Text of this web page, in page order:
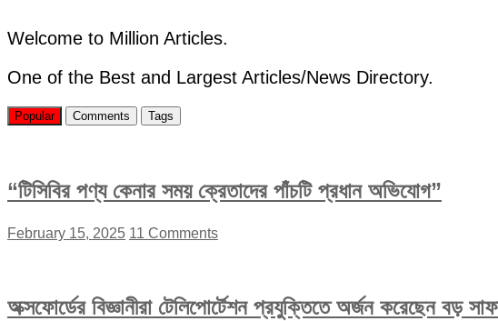
Welcome to Million Articles.
One of the Best and Largest Articles/News Directory.
Popular Comments Tags
“টিসিবির পণ্য কেনার সময় ক্রেতাদের পাঁচটি প্রধান অভিযোগ”
February 15, 2025 11 Comments
অক্সফোর্ডের বিজ্ঞানীরা টেলিপোর্টেশন প্রযুক্তিতে অর্জন করেছেন বড়